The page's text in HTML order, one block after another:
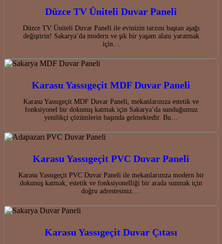
Düzce TV Üniteli Duvar Paneli
Düzce TV Üniteli Duvar Paneli ile evinizin tarzını baştan aşağı
değiştirin! Sakarya’da modern ve şık bir yaşam alanı yaratmak
için…
Karasu Yassıgeçit MDF Duvar Paneli
Karasu Yassıgeçit MDF Duvar Paneli, mekanlarınıza estetik ve
fonksiyonel bir dokunuş katmak için Sakarya’da sunduğumuz
yenilikçi çözümlerin başında gelmektedir. Bu…
Karasu Yassıgeçit PVC Duvar Paneli
Karasu Yassıgeçit PVC Duvar Paneli ile mekanlarınıza modern bir
dokunuş katmak, estetik ve fonksiyonelliği bir arada sunmak için
doğru adrestesiniz.…
Karasu Yassıgeçit Duvar Çıtası